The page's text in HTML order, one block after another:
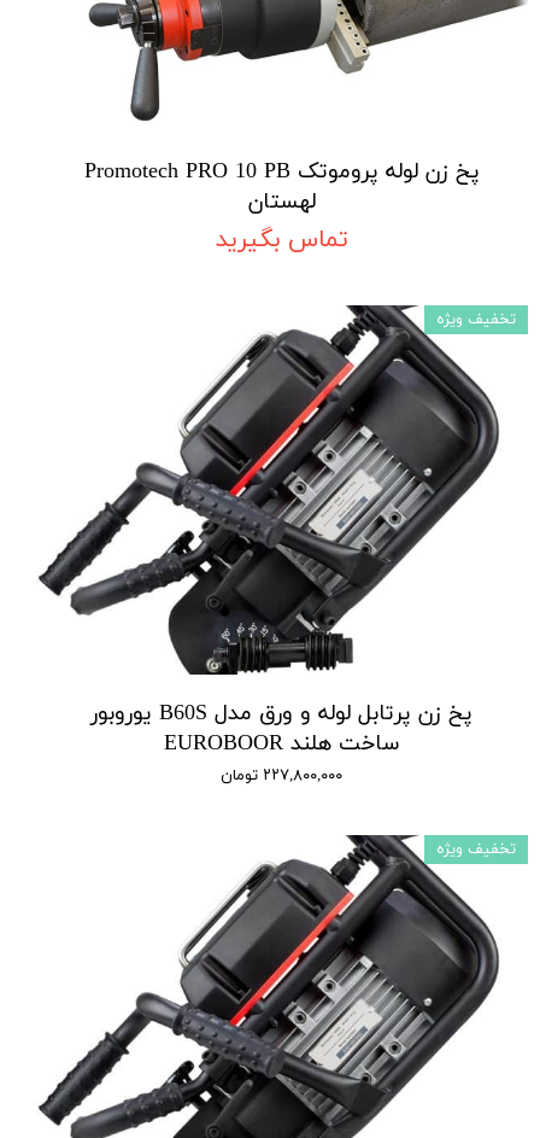
پخ زن لوله پروموتک Promotech PRO 10 PB
لهستان
تماس بگیرید
پخ زن پرتابل لوله و ورق مدل B60S یوروبور
ساخت هلند EUROBOOR
۲۲۷,۸۰۰,۰۰۰ تومان
تخفیف ویژه
تخفیف ویژه